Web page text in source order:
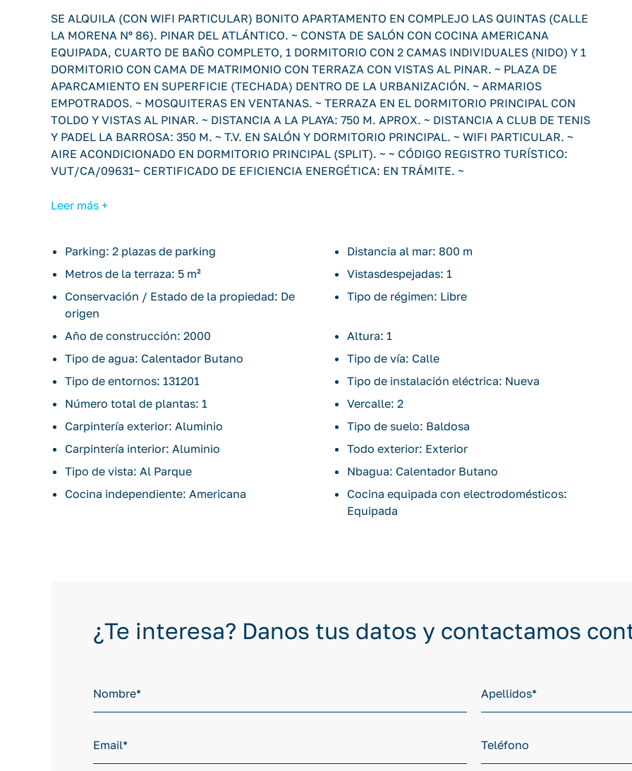
SE ALQUILA (CON WIFI PARTICULAR) BONITO APARTAMENTO EN COMPLEJO LAS QUINTAS (CALLE
LA MORENA Nº 86). PINAR DEL ATLÁNTICO. ~ CONSTA DE SALÓN CON COCINA AMERICANA
EQUIPADA, CUARTO DE BAÑO COMPLETO, 1 DORMITORIO CON 2 CAMAS INDIVIDUALES (NIDO) Y 1
DORMITORIO CON CAMA DE MATRIMONIO CON TERRAZA CON VISTAS AL PINAR. ~ PLAZA DE
APARCAMIENTO EN SUPERFICIE (TECHADA) DENTRO DE LA URBANIZACIÓN. ~ ARMARIOS
EMPOTRADOS. ~ MOSQUITERAS EN VENTANAS. ~ TERRAZA EN EL DORMITORIO PRINCIPAL CON
TOLDO Y VISTAS AL PINAR. ~ DISTANCIA A LA PLAYA: 750 M. APROX. ~ DISTANCIA A CLUB DE TENIS
Y PADEL LA BARROSA: 350 M. ~ T.V. EN SALÓN Y DORMITORIO PRINCIPAL. ~ WIFI PARTICULAR. ~
AIRE ACONDICIONADO EN DORMITORIO PRINCIPAL (SPLIT). ~ ~ CÓDIGO REGISTRO TURÍSTICO:
VUT/CA/09631~ CERTIFICADO DE EFICIENCIA ENERGÉTICA: EN TRÁMITE. ~
Leer más +
Parking: 2 plazas de parking
Distancia al mar: 800 m
Metros de la terraza: 5 m²
Vistasdespejadas: 1
Conservación / Estado de la propiedad: De
origen
Tipo de régimen: Libre
Año de construcción: 2000
Altura: 1
Tipo de agua: Calentador Butano
Tipo de vía: Calle
Tipo de entornos: 131201
Tipo de instalación eléctrica: Nueva
Número total de plantas: 1
Vercalle: 2
Carpintería exterior: Aluminio
Tipo de suelo: Baldosa
Carpintería interior: Aluminio
Todo exterior: Exterior
Tipo de vista: Al Parque
Nbagua: Calentador Butano
Cocina independiente: Americana
Cocina equipada con electrodomésticos:
Equipada
¿Te interesa? Danos tus datos y contactamos